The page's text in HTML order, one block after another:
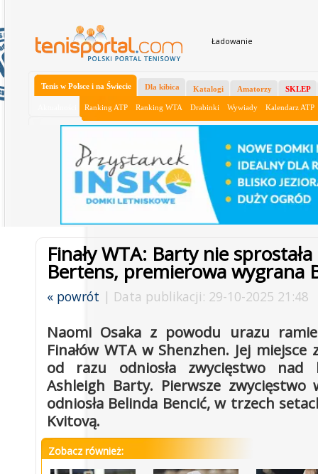
Ładowanie
Tenis w Polsce i na Świecie
Ranking ATP Ranking WTA Drabinki Wywiady Kalendarz ATP
Dla kibica Katalogi Amatorzy SKLEP
Finały WTA: Barty nie
Bertens, premierowa wygrana
« powrót | Data publikacji: 29-10-2025 21:48
Naomi Osaka z powodu urazu
Finałów WTA w Shenzhen. Jej miejsce
od razu odniosła zwycięstwo nad
Ashleigh Barty. Pierwsze
odniosła Belinda Bencić, w trzech
Kvitovą.
Zobacz również: